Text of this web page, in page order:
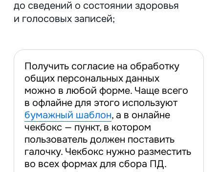
Организационные
Определить ответственного за ПД
и подтвердить его назначение приказом.
акты об уничтожении, приказы и инструкции.
Обучить сотрудников. Из простейшего —
запретить пересылать и копировать ПД
на личные устройства, научить уничтожать
бумаги в шредере.
Технические
Защитить устройства: установить
шифровальные средства, антивирусную
защиту, пароли и автоблокировку на все ПК,
периодически менять пароли и ограничить
Обезопасить передачу данных: создать
корпоративную почту, использовать облачные
сервисы с шифрованием.
Контролировать доступ: отключить гостевой